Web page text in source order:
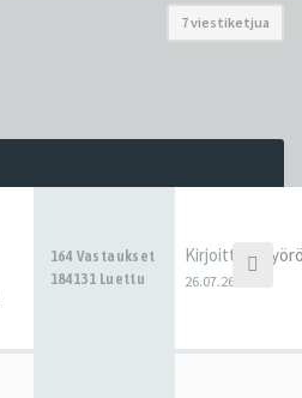
7 viestiketjua
164 Vastaukset
184131 Luettu
Kirjoittaja
26.07.26 13:44